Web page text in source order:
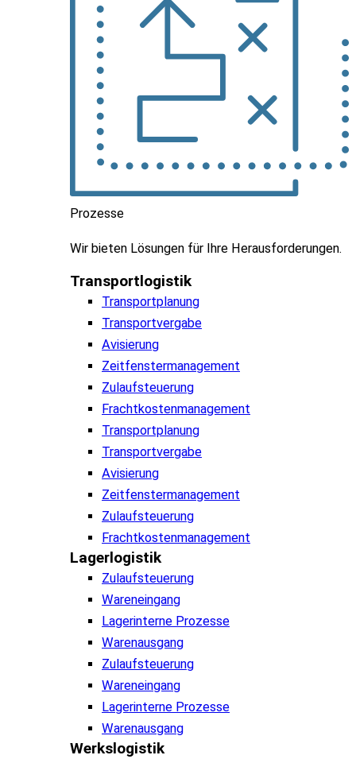
Prozesse
Wir bieten Lösungen für Ihre Herausforderungen.
Transportlogistik
Transportplanung
Transportvergabe
Avisierung
Zeitfenstermanagement
Zulaufsteuerung
Frachtkostenmanagement
Transportplanung
Transportvergabe
Avisierung
Zeitfenstermanagement
Zulaufsteuerung
Frachtkostenmanagement
Lagerlogistik
Zulaufsteuerung
Wareneingang
Lagerinterne Prozesse
Warenausgang
Zulaufsteuerung
Wareneingang
Lagerinterne Prozesse
Warenausgang
Werkslogistik